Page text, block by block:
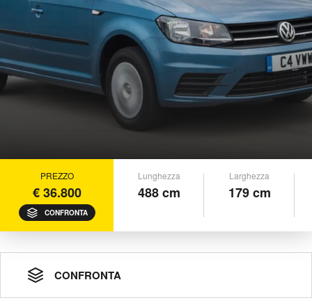
PREZZO
€ 36.800
CONFRONTA
Lunghezza
488 cm
Larghezza
179 cm
CONFRONTA